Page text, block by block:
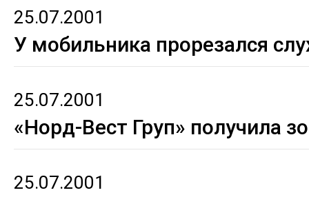
25.07.2001
У мобильника прорезался
25.07.2001
«Норд-Вест Груп» получила
25.07.2001